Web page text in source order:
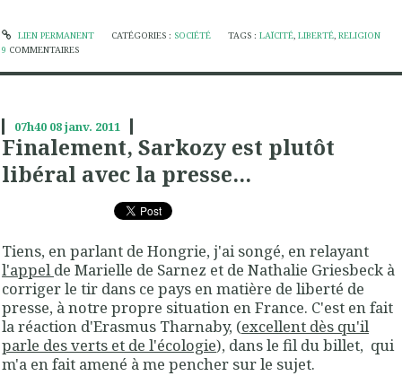
LIEN PERMANENT CATÉGORIES : SOCIÉTÉ TAGS :LAÏCITÉ ,LIBERTÉ ,RELIGION
9 COMMENTAIRES
07h40 08janv. 2011
Finalement, Sarkozy est plutôt
libéral avec la presse...
Tiens, en parlant de Hongrie, j'ai songé, en relayant
l'appelde Marielle de Sarnez et de Nathalie Griesbeck à
corriger le tir dans ce pays en matière de liberté de
presse, à notre propre situation en France. C'est en fait
la réaction d'Erasmus Tharnaby, (excellent dès qu'il
parle des verts et de l'écologie), dans le fil du billet, qui
m'a en fait amené à me pencher sur le sujet.